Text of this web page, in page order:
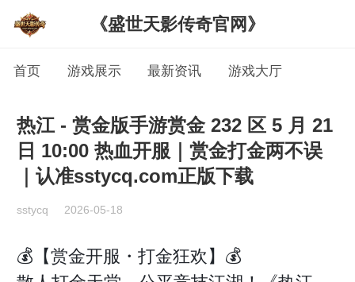
《盛世天影传奇官网》
首页 游戏展示 最新资讯 游戏大厅
热江 - 赏金版手游赏金 232 区 5 月 21
日 10:00 热血开服｜赏金打金两不误
｜认准sstycq.com正版下载
sstycq 2026-05-18
💰【赏金开服・打金狂欢】💰